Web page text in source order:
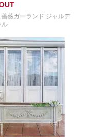
薔薇ガーランド ジャルデ
ル